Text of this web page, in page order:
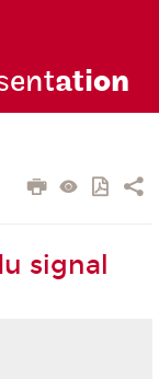
entation
signal